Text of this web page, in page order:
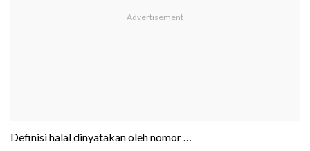
Definisi halal dinyatakan oleh nomor …